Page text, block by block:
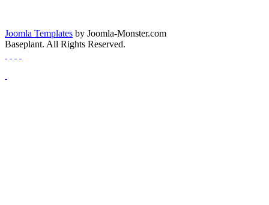
Joomla Templates by Joomla-Monster.com
Baseplant. All Rights Reserved.